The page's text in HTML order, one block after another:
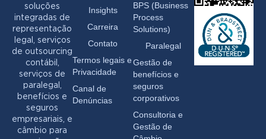
soluções
integradas de
representação
legal, serviços
de outsourcing
contábil,
serviços de
paralegal,
benefícios e
seguros
empresariais, e
câmbio para
Insights
Carreira
Contato
Termos legais e
Privacidade
Canal de
Denúncias
BPS (Business
Process
Solutions)
Paralegal
Gestão de
benefícios e
seguros
corporativos
Consultoria e
Gestão de